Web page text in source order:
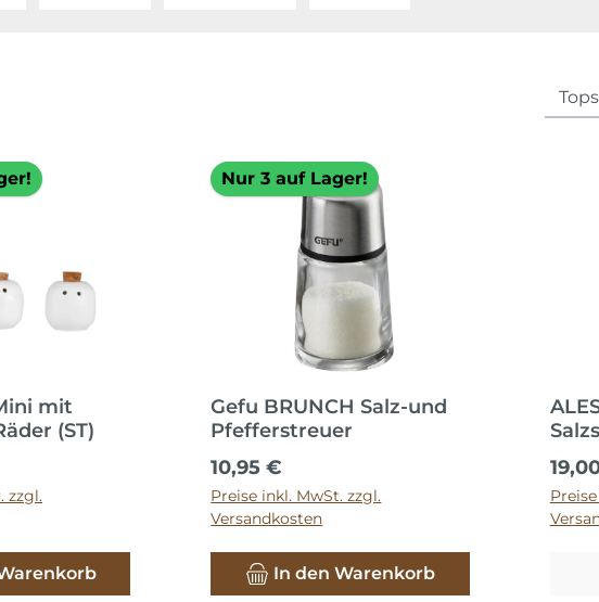
mit
(ST)
zzgl.
Nur 3 auf Lager!
Gefu BRUNCH Salz-und
Pfefferstreuer
Regulärer Preis:
10,95 €
Preise inkl. MwSt. zzgl.
Versandkosten
In den Warenkorb